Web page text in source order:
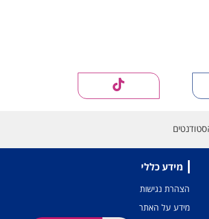
מידע כללי
הצהרת נגישות
מידע על האתר